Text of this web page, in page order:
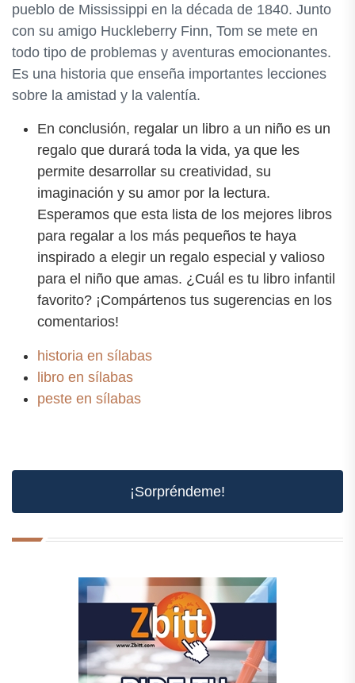
pueblo de Mississippi en la década de 1840. Junto
con su amigo Huckleberry Finn, Tom se mete en
todo tipo de problemas y aventuras emocionantes.
Es una historia que enseña importantes lecciones
sobre la amistad y la valentía.
En conclusión, regalar un libro a un niño es un
regalo que durará toda la vida, ya que les
permite desarrollar su creatividad, su
imaginación y su amor por la lectura.
Esperamos que esta lista de los mejores libros
para regalar a los más pequeños te haya
inspirado a elegir un regalo especial y valioso
para el niño que amas. ¿Cuál es tu libro infantil
favorito? ¡Compártenos tus sugerencias en los
comentarios!
historia en sílabas
libro en sílabas
peste en sílabas
¡Sorpréndeme!